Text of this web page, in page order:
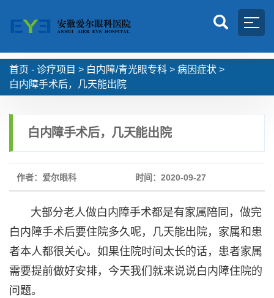
首页 - 诊疗项目 > 白内障/青光眼专科 > 病因症状 >
白内障手术后，几天能出院
白内障手术后，几天能出院
作者：爱尔眼科 时间：2020-09-27
大部分老人做白内障手术都是有家属陪同，做完
白内障手术后要住院多久呢，几天能出院，家属和患
者本人都很关心。如果住院时间太长的话，患者家属
需要提前做好安排，今天我们就来说说白内障住院的
问题。